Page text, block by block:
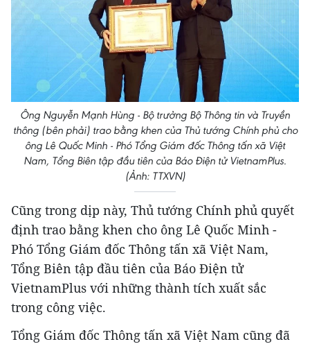
Ông Nguyễn Mạnh Hùng - Bộ trưởng Bộ Thông tin và Truyền
thông (bên phải) trao bằng khen của Thủ tướng Chính phủ cho
ông Lê Quốc Minh - Phó Tổng Giám đốc Thông tấn xã Việt
Nam, Tổng Biên tập đầu tiên của Báo Điện tử VietnamPlus.
(Ảnh: TTXVN)
Cũng trong dịp này, Thủ tướng Chính phủ quyết
định trao bằng khen cho ông Lê Quốc Minh -
Phó Tổng Giám đốc Thông tấn xã Việt Nam,
Tổng Biên tập đầu tiên của Báo Điện tử
VietnamPlus với những thành tích xuất sắc
trong công việc.
Tổng Giám đốc Thông tấn xã Việt Nam cũng đã